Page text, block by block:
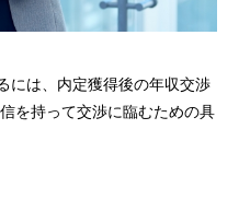
には、内定獲得後の年収交渉
を持って交渉に臨むための具